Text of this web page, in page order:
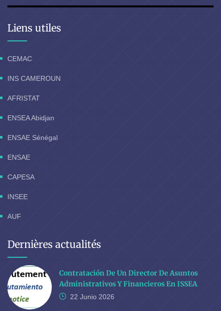
Liens utiles
CEMAC
INS CAMEROUN
AFRISTAT
ENSEA Abidjan
ENSAE Sénégal
ENSAE
CAPESA
INSEE
AUF
Dernières actualités
Contratación De Un Director De Asuntos
Administrativos Y Financieros En ISSEA
22 Junio 2026